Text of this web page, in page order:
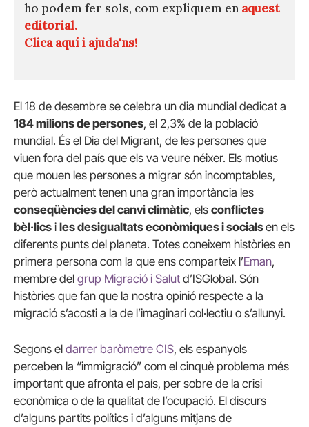
ho podem fer sols, com expliquem en aquest
editorial.
Clica aquí i ajuda'ns!
El 18 de desembre se celebra un dia mundial dedicat a
184 milions de persones, el 2,3% de la població
mundial. És el Dia del Migrant, de les persones que
viuen fora del país que els va veure néixer. Els motius
que mouen les persones a migrar són incomptables,
però actualment tenen una gran importància les
conseqüències del canvi climàtic, els conflictes
bèl·lics i les desigualtats econòmiques i socialsen els
diferents punts del planeta. Totes coneixem històries en
primera persona com la que ens comparteix l’Eman,
membre del grup Migració i Salut d’ISGlobal. Són
històries que fan que la nostra opinió respecte a la
migració s’acosti a la de l’imaginari col·lectiu o s’allunyi.
Segons el darrer baròmetre CIS, els espanyols
perceben la “immigració” com el cinquè problema més
important que afronta el país, per sobre de la crisi
econòmica o de la qualitat de l’ocupació. El discurs
d’alguns partits polítics i d’alguns mitjans de